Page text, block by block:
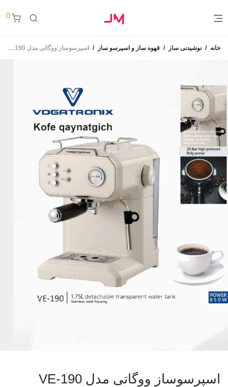
0
خانه / نوشیدنی ساز / قهوه ساز و اسپرسو ساز / اسپرسوساز ووگاتی مدل VE-190
اسپرسوساز ووگاتی مدل VE-190